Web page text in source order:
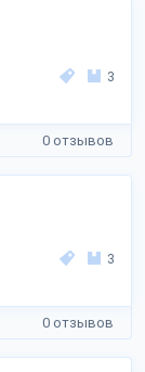
3
0 отзывов
3
0 отзывов